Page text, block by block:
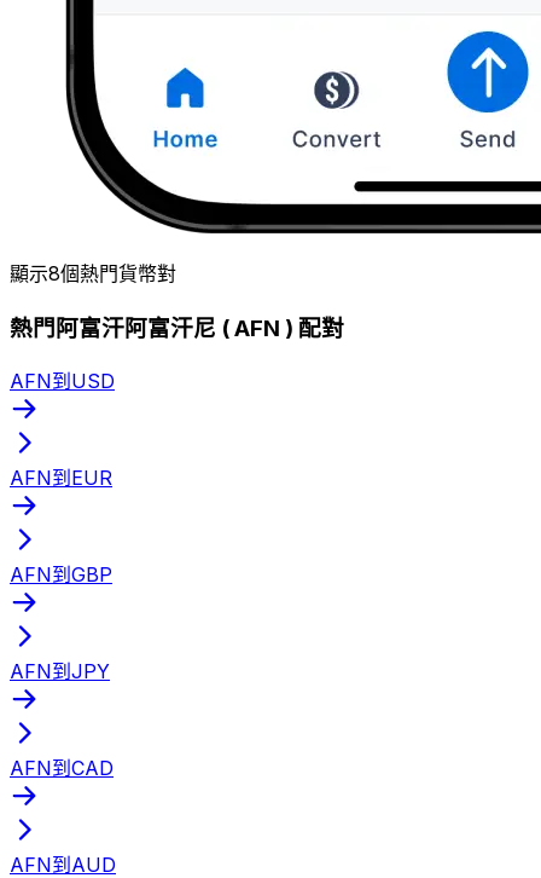
顯示8個熱門貨幣對
熱門阿富汗阿富汗尼 ( AFN ) 配對
AFN到USD
AFN到EUR
AFN到GBP
AFN到JPY
AFN到CAD
AFN到AUD